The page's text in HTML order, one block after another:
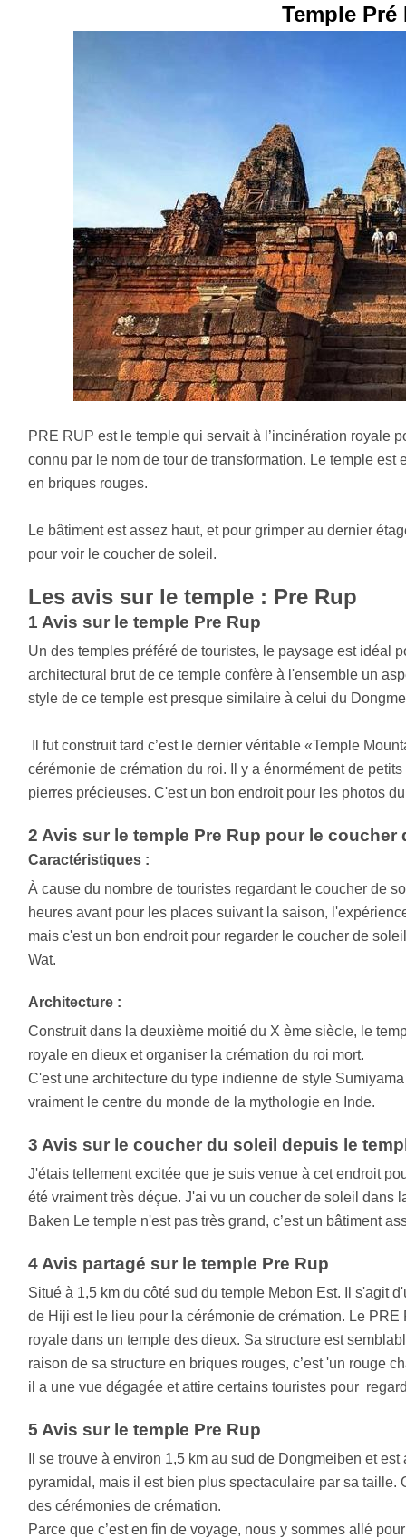
Temple Pré
PRE RUP est le temple qui servait à l’incinération royale
connu par le nom de tour de transformation. Le temple est
en briques rouges.
Le bâtiment est assez haut, et pour grimper au dernier
pour voir le coucher de soleil.
Les avis sur le temple : Pre Rup
1 Avis sur le temple Pre Rup
Un des temples préféré de touristes, le paysage est idéal
architectural brut de ce temple confère à l'ensemble un
style de ce temple est presque similaire à celui du
Il fut construit tard c’est le dernier véritable «Temple
cérémonie de crémation du roi. Il y a énormément de
pierres précieuses. C'est un bon endroit pour les photos
2 Avis sur le temple Pre Rup pour le coucher
Caractéristiques :
À cause du nombre de touristes regardant le coucher de
heures avant pour les places suivant la saison,
mais c'est un bon endroit pour regarder le coucher de
Wat.
Architecture :
Construit dans la deuxième moitié du X ème siècle, le
royale en dieux et organiser la crémation du roi mort.
C'est une architecture du type indienne de style
vraiment le centre du monde de la mythologie en Inde.
3 Avis sur le coucher du soleil depuis le
J'étais tellement excitée que je suis venue à cet endroit
été vraiment très déçue. J'ai vu un coucher de soleil dans
Baken Le temple n'est pas très grand, c’est un bâtiment
4 Avis partagé sur le temple Pre Rup
Situé à 1,5 km du côté sud du temple Mebon Est. Il s'agit
de Hiji est le lieu pour la cérémonie de crémation. Le
royale dans un temple des dieux. Sa structure est
raison de sa structure en briques rouges, c’est 'un rouge
il a une vue dégagée et attire certains touristes pour
5 Avis sur le temple Pre Rup
Il se trouve à environ 1,5 km au sud de Dongmeiben et
pyramidal, mais il est bien plus spectaculaire par sa taille.
des cérémonies de crémation.
Parce que c’est en fin de voyage, nous y sommes allé